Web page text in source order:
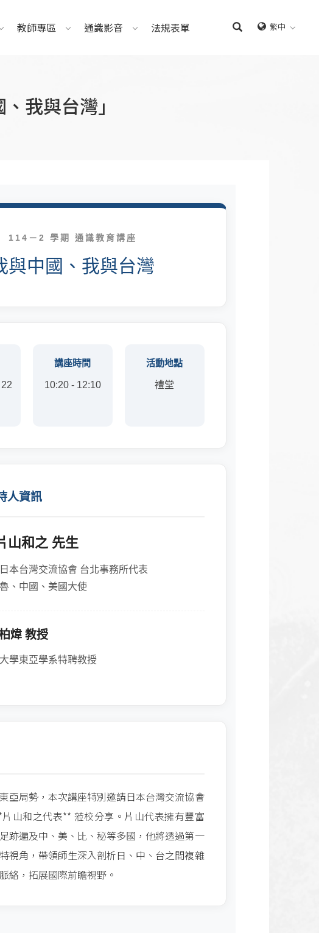
教師專區 通識影音 法規表單 繁中
我與台灣」
114－2 學期 通識教育講座
與中國、我與台灣
講座時間
10:20 - 12:10
活動地點
禮堂
人資訊
山和之 先生
本台灣交流協會 台北事務所代表
、中國、美國大使
煒 教授
學東亞學系特聘教授
亞局勢，本次講座特別邀請日本台灣交流協會
山和之代表** 蒞校分享。片山代表擁有豐富
跡遍及中、美、比、秘等多國，他將透過第一
視角，帶領師生深入剖析日、中、台之間複雜
絡，拓展國際前瞻視野。